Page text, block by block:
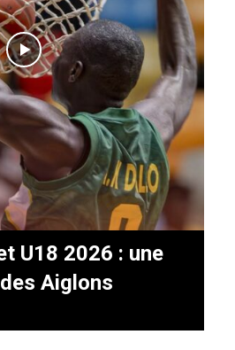
U18 2026 : une
Aiglons